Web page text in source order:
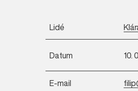
Lidé
Datum 10.
E-mail